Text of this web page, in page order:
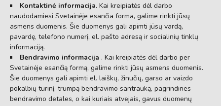
Kontaktinė informacija. Kai kreipiatės dėl darbo
naudodamiesi Svetainėje esančia forma, galime rinkti jūsų
asmens duomenis. Šie duomenys gali apimti jūsų vardą,
pavardę, telefono numerį, el. pašto adresą ir socialinių tinklų
informaciją.
Bendravimo informacija . Kai kreipiatės dėl darbo per
Svetainėje esančią formą, galime rinkti jūsų asmens duomenis.
Šie duomenys gali apimti el. laiškų, žinučių, garso ar vaizdo
pokalbių turinį, trumpą bendravimo santrauką, pagrindines
bendravimo detales, o kai kuriais atvejais, gavus duomenų